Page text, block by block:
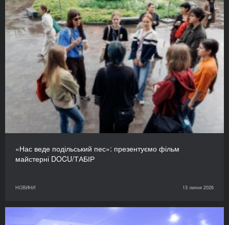
«Нас веде подільський пес»: презентуємо фільм
майстерні DOCU/ТАБІР
НОВИНИ 13 липня 2026